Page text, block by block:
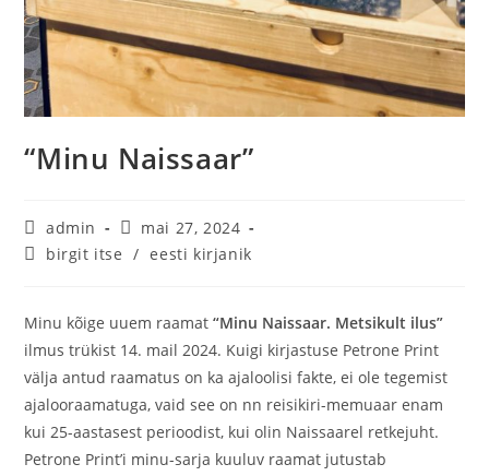
“Minu Naissaar”
admin
mai 27, 2024
birgit itse / eesti kirjanik
Minu kõige uuem raamat“Minu Naissaar. Metsikult ilus”
ilmus trükist 14. mail 2024. Kuigi kirjastuse Petrone Print
välja antud raamatus on ka ajaloolisi fakte, ei ole tegemist
ajalooraamatuga, vaid see on nn reisikiri-memuaar enam
kui 25-aastasest perioodist, kui olin Naissaarel retkejuht.
Petrone Print’i minu-sarja kuuluv raamat jutustab